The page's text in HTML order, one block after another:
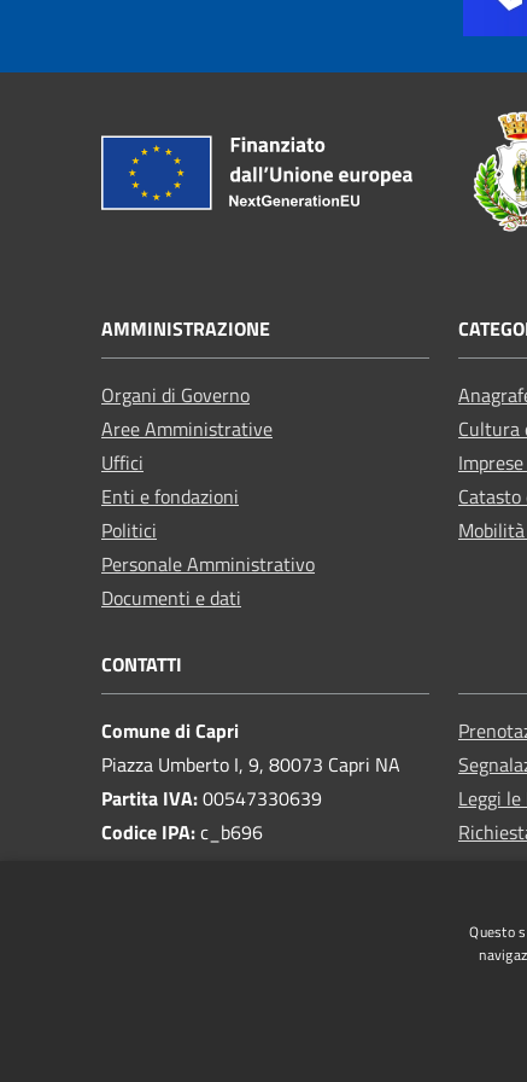
AMMINISTRAZIONE
Organi di Governo
Aree Amministrative
Uffici
Enti e fondazioni
Politici
Personale Amministrativo
Documenti e dati
Cultura
CONTATTI
Comune di Capri
Piazza Umberto I, 9, 80073 Capri NA
Partita IVA:00547330639
Codice IPA:c_b696
Leggi le
Questo